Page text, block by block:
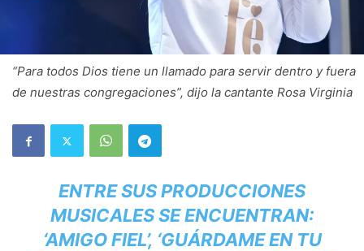
“Para todos Dios tiene un llamado para servir dentro y fuera
de nuestras congregaciones”, dijo la cantante Rosa Virginia
ENTRE SUS PRODUCCIONES
MUSICALES SE ENCUENTRAN:
‘AMIGO FIEL’, ‘GUÁRDAME EN TU